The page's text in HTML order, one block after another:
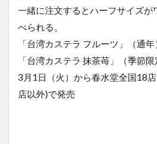
一緒に注文するとハーフサイズ
べられる。
「台湾カステラ フルーツ」（通年
「台湾カステラ 抹茶苺」（季節
3月1日（火）から春水堂全国18
店以外)で発売